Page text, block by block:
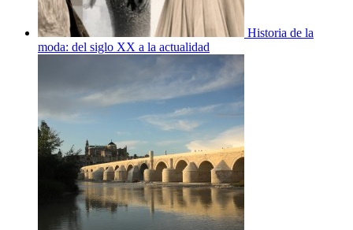
Historia de la
moda: del siglo XX a la actualidad